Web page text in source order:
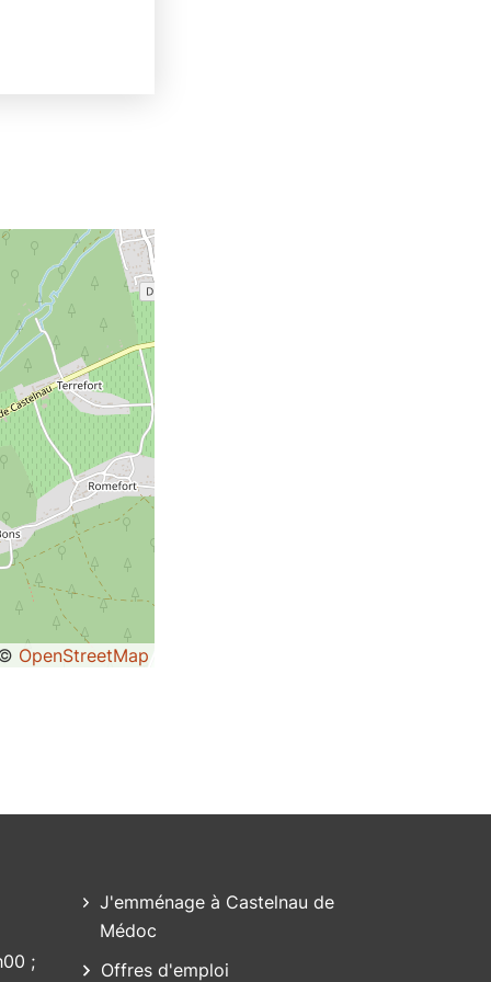
OpenStreetMap
;
J'emménage à Castelnau de
Médoc
Offres d'emploi